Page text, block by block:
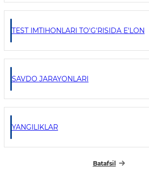
TEST IMTIHONLARI TO'G'RISIDA E'LON
SAVDO JARAYONLARI
YANGILIKLAR
Batafsil